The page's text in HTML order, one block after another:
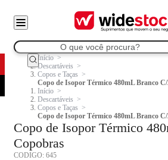
Início
Descartáveis
Copos e Taças
Copo de Isopor Térmico 480mL Branco
Início
Descartáveis
Copos e Taças
Copo de Isopor Térmico 480mL Branco
Copo de Isopor Térmico
Copobras
CODIGO: 645